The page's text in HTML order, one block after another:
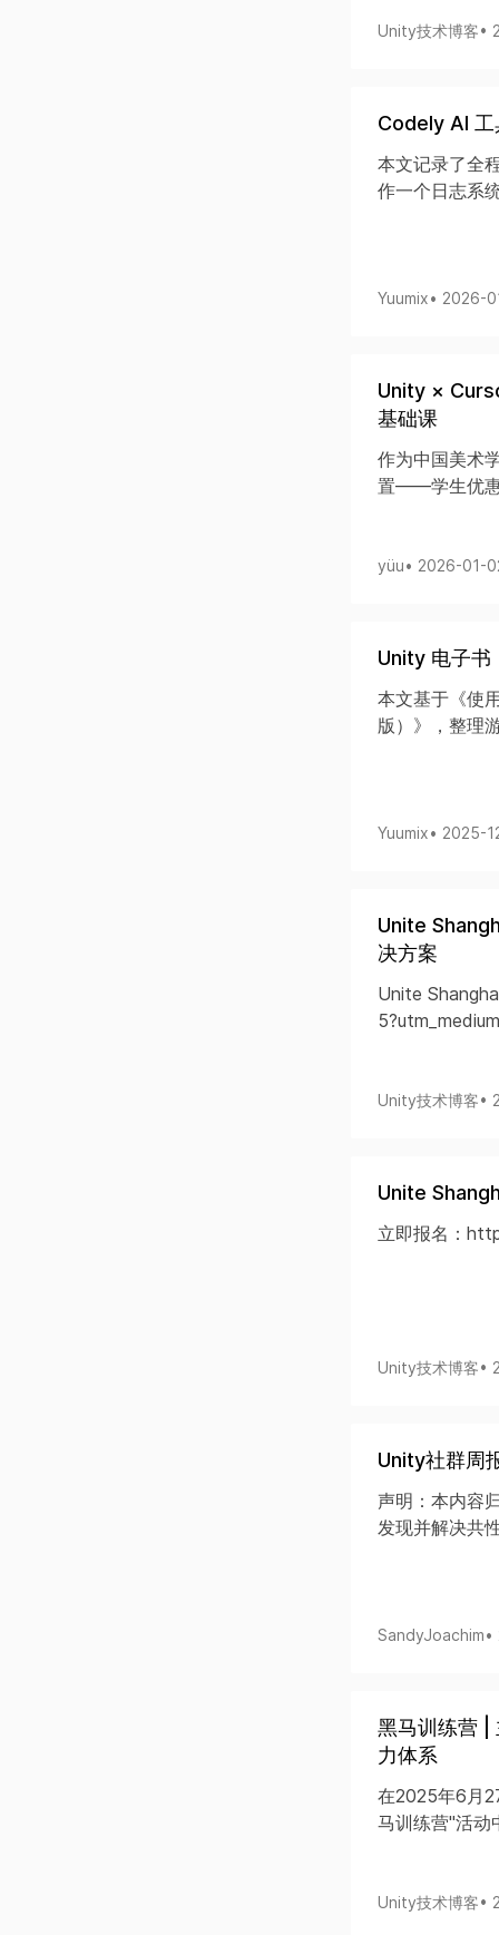
Unity技术博客•
Codely AI
本文记录了全
作一个日志系
Yuumix• 2026-
Unity ×
基础课
作为中国美术
置——学生优惠
yüu• 2026-01-
Unity 电子书
本文基于《使
版）》，整理
Yuumix• 2025-
Unite
决方案
Unite
Unity技术博客•
Unite
立即报名：
Unity技术博客•
Unity社群周
声明：本内容
发现并解决共
SandyJoachim•
黑马训练营 |
力体系
在2025年6月
马训练营"活动
Unity技术博客•